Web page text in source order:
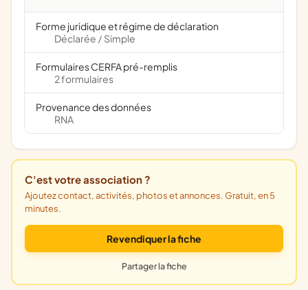
Forme juridique et régime de déclaration
Déclarée / Simple
Formulaires CERFA pré-remplis
2 formulaires
Provenance des données
RNA
C'est votre association ?
Ajoutez contact, activités, photos et annonces. Gratuit, en 5
minutes.
Revendiquer la fiche
Partager la fiche